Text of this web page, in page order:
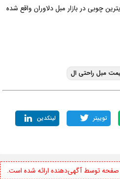
چوبی در بازار مبل دلاوران واقع شده
مبل راحتی ال
توییتر لینکدین
توسط آگهی‌دهنده ارائه شده است.